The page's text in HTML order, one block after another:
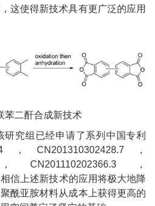
这使得新技术具有更广泛的应用
苯二酐合成新技术
研究组已经申请了系列中国专利
， CN201310302428.7 ，
CN201110202366.3 ，
信上述新技术的应用将极大地降
酰亚胺材料从成本上获得更高的